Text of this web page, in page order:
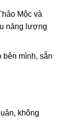
Mộc và
năng lượng
bên mình, sẵn
không